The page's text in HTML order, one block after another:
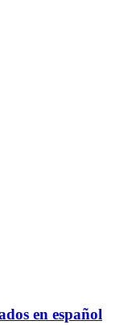
en español